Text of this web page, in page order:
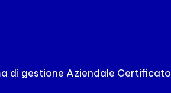
di gestione Aziendale Certificato